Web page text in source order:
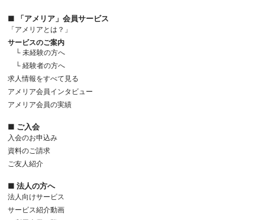
■ 「アメリア」会員サービス
「アメリアとは？」
サービスのご案内
└ 未経験の方へ
└ 経験者の方へ
求人情報をすべて見る
アメリア会員インタビュー
アメリア会員の実績
■ ご入会
入会のお申込み
資料のご請求
ご友人紹介
■ 法人の方へ
法人向けサービス
サービス紹介動画